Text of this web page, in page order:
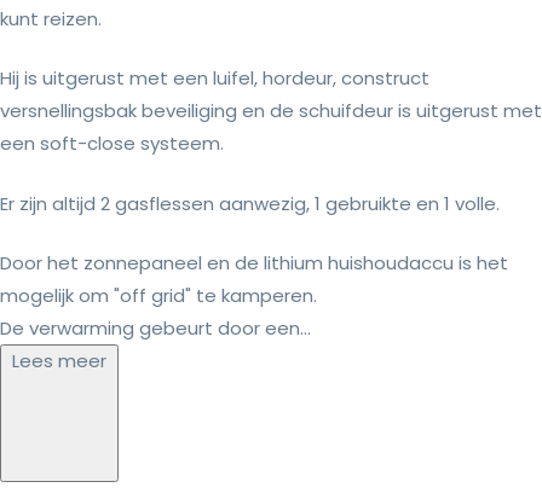
kunt reizen.
Hij is uitgerust met een luifel, hordeur, construct
versnellingsbak beveiliging en de schuifdeur is uitgerust met
een soft-close systeem.
Er zijn altijd 2 gasflessen aanwezig, 1 gebruikte en 1 volle.
Door het zonnepaneel en de lithium huishoudaccu is het
mogelijk om "off grid" te kamperen.
De verwarming gebeurt door een...
Lees meer